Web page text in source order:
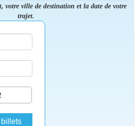
votre ville de destination et la date de votre
trajet.